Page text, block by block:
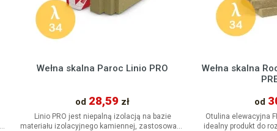
Wełna skalna Paroc Linio PRO
od 28,59 zł
Linio PRO jest niepalną izolacją na bazie
materiału izolacyjnego kamiennej, zastosowaną
Wełna skalna
od
Otulina elewacyjna
idealny produkt do